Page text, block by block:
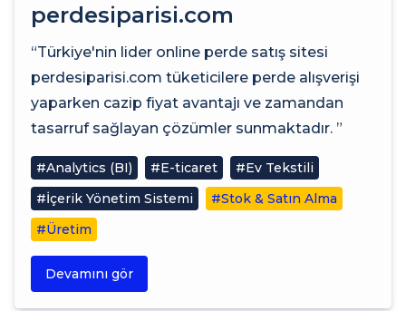
perdesiparisi.com
“Türkiye'nin lider online perde satış sitesi
perdesiparisi.com tüketicilere perde alışverişi
yaparken cazip fiyat avantajı ve zamandan
tasarruf sağlayan çözümler sunmaktadır. ”
#Analytics (BI) #E-ticaret
#Ev Tekstili
#İçerik Yönetim Sistemi
#Stok & Satın Alma
#Üretim
Devamını gör